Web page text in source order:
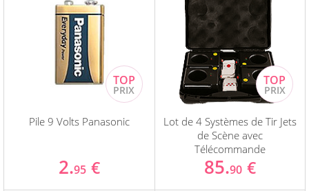
Pile 9 Volts Panasonic
2.95 €
Lot de 4 Systèmes de Tir Jets
de Scène avec
Télécommande
85.90 €